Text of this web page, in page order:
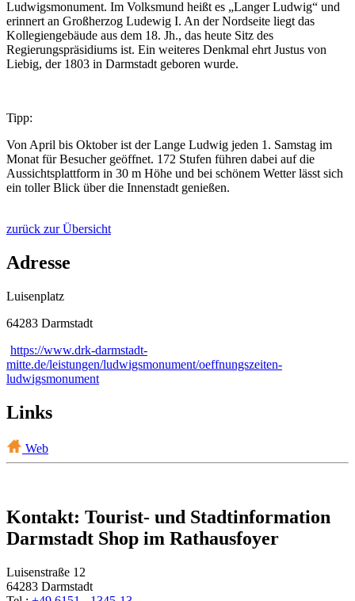
Ludwigsmonument. Im Volksmund heißt es „Langer Ludwig“ und
erinnert an Großherzog Ludewig I. An der Nordseite liegt das
Kollegiengebäude aus dem 18. Jh., das heute Sitz des
Regierungspräsidiums ist. Ein weiteres Denkmal ehrt Justus von
Liebig, der 1803 in Darmstadt geboren wurde.
Tipp:
Von April bis Oktober ist der Lange Ludwig jeden 1. Samstag im
Monat für Besucher geöffnet. 172 Stufen führen dabei auf die
Aussichtsplattform in 30 m Höhe und bei schönem Wetter lässt sich
ein toller Blick über die Innenstadt genießen.
zurück zur Übersicht
Adresse
Luisenplatz
64283 Darmstadt
https://www.drk-darmstadt-
mitte.de/leistungen/ludwigsmonument/oeffnungszeiten-
ludwigsmonument
Links
Web
Kontakt: Tourist- und Stadtinformation
Darmstadt Shop im Rathausfoyer
Luisenstraße 12
64283 Darmstadt